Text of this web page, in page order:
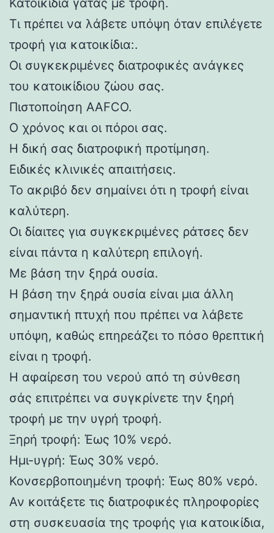
Τι πρέπει να λάβετε υπόψη όταν επιλέγετε
τροφή για κατοικίδια:.
Οι συγκεκριμένες διατροφικές ανάγκες
του κατοικίδιου ζώου σας.
Πιστοποίηση AAFCO.
Ο χρόνος και οι πόροι σας.
Η δική σας διατροφική προτίμηση.
Ειδικές κλινικές απαιτήσεις.
Το ακριβό δεν σημαίνει ότι η τροφή είναι
καλύτερη.
Οι δίαιτες για συγκεκριμένες ράτσες δεν
είναι πάντα η καλύτερη επιλογή.
Με βάση την ξηρά ουσία.
Η βάση την ξηρά ουσία είναι μια άλλη
σημαντική πτυχή που πρέπει να λάβετε
υπόψη, καθώς επηρεάζει το πόσο θρεπτική
είναι η τροφή.
Η αφαίρεση του νερού από τη σύνθεση
σάς επιτρέπει να συγκρίνετε την ξηρή
τροφή με την υγρή τροφή.
Ξηρή τροφή: Έως 10% νερό.
Ημι-υγρή: Έως 30% νερό.
Κονσερβοποιημένη τροφή: Έως 80% νερό.
Αν κοιτάξετε τις διατροφικές πληροφορίες
στη συσκευασία της τροφής για κατοικίδια,